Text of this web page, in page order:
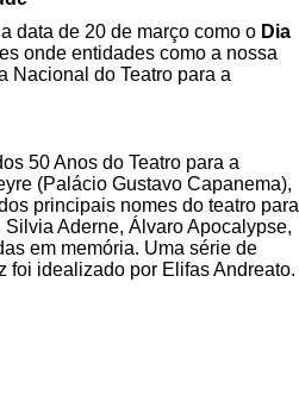
data de 20 de março como o Dia
onde entidades como a nossa
Nacional do Teatro para a
50 Anos do Teatro para a
(Palácio Gustavo Capanema),
principais nomes do teatro para
Aderne, Álvaro Apocalypse,
em memória. Uma série de
foi idealizado por Elifas Andreato.